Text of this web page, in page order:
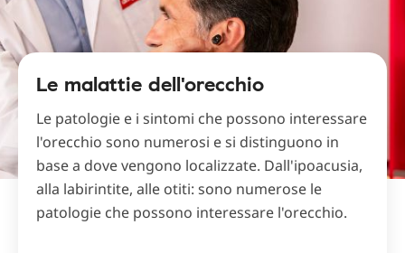
Le malattie dell'orecchio
Le patologie e i sintomi che possono interessare
l'orecchio sono numerosi e si distinguono in
base a dove vengono localizzate. Dall'ipoacusia,
alla labirintite, alle otiti: sono numerose le
patologie che possono interessare l'orecchio.